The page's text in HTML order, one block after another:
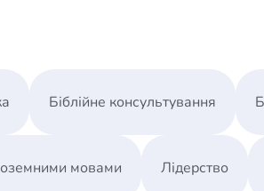
Біблійне консультування
мовами Лідерство